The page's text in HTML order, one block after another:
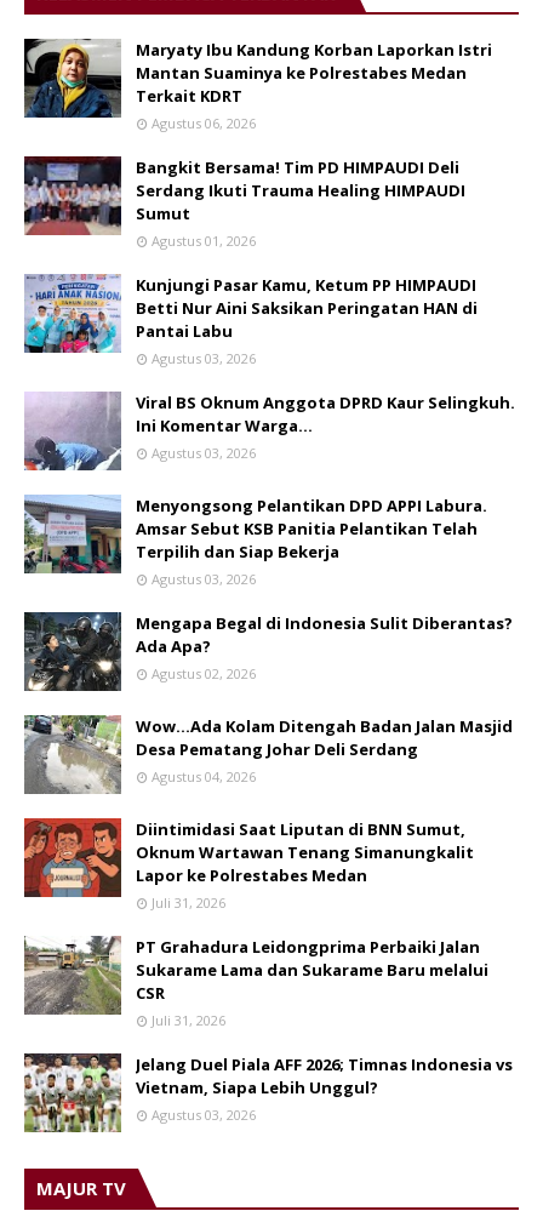
Maryaty Ibu Kandung Korban Laporkan Istri
Mantan Suaminya ke Polrestabes Medan
Terkait KDRT
Agustus 06, 2026
Bangkit Bersama! Tim PD HIMPAUDI Deli
Serdang Ikuti Trauma Healing HIMPAUDI
Sumut
Agustus 01, 2026
Kunjungi Pasar Kamu, Ketum PP HIMPAUDI
Betti Nur Aini Saksikan Peringatan HAN di
Pantai Labu
Agustus 03, 2026
Viral BS Oknum Anggota DPRD Kaur Selingkuh.
Ini Komentar Warga…
Agustus 03, 2026
Menyongsong Pelantikan DPD APPI Labura.
Amsar Sebut KSB Panitia Pelantikan Telah
Terpilih dan Siap Bekerja
Agustus 03, 2026
Mengapa Begal di Indonesia Sulit Diberantas?
Ada Apa?
Agustus 02, 2026
Wow...Ada Kolam Ditengah Badan Jalan Masjid
Desa Pematang Johar Deli Serdang
Agustus 04, 2026
Diintimidasi Saat Liputan di BNN Sumut,
Oknum Wartawan Tenang Simanungkalit
Lapor ke Polrestabes Medan
Juli 31, 2026
PT Grahadura Leidongprima Perbaiki Jalan
Sukarame Lama dan Sukarame Baru melalui
CSR
Juli 31, 2026
Jelang Duel Piala AFF 2026; Timnas Indonesia vs
Vietnam, Siapa Lebih Unggul?
Agustus 03, 2026
MAJUR TV